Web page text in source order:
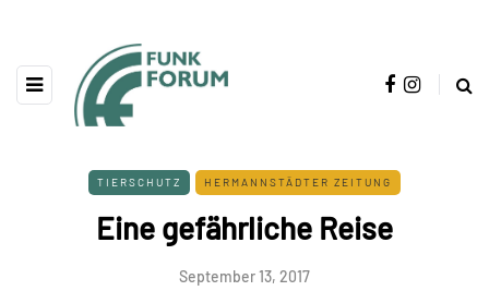
TIERSCHUTZ HERMANNSTÄDTER ZEITUNG
Eine gefährliche Reise
September 13, 2017